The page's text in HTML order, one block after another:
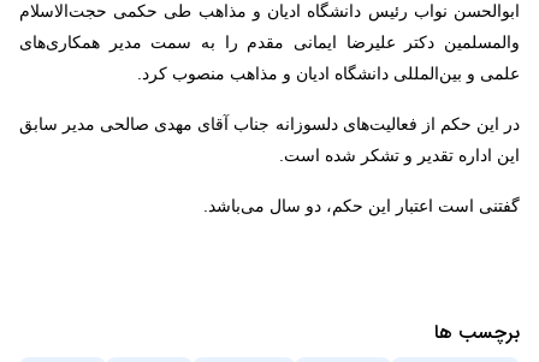
ابوالحسن نواب رئیس دانشگاه ادیان و مذاهب طی حکمی حجت‌الاسلام
والمسلمین دکتر علیرضا ایمانی مقدم را به سمت مدیر همکاری‌های
علمی و بین‌المللی دانشگاه ادیان و مذاهب منصوب کرد.
در این حکم از فعالیت‌های دلسوزانه جناب آقای مهدی صالحی مدیر سابق
این اداره تقدیر و تشکر شده است.
گفتنی است اعتبار این حکم، دو سال می‌باشد.
برچسب ها